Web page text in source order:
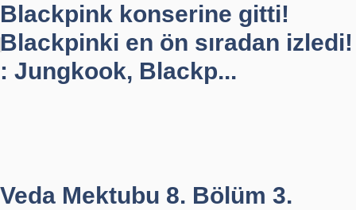
Blackpink konserine gitti!
Blackpinki en ön sıradan izledi!
: Jungkook, Blackp...
Veda Mektubu 8. Bölüm 3.